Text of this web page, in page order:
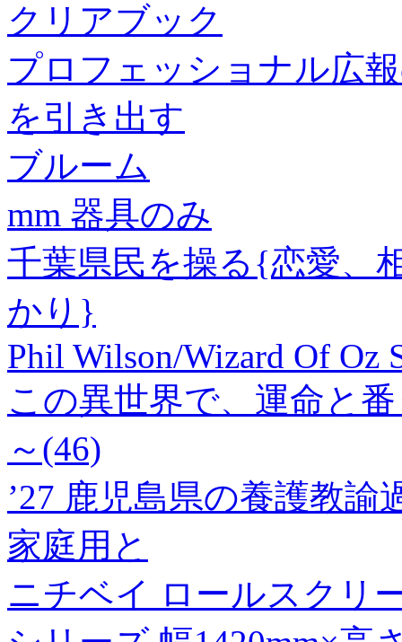
クリアブック
プロフェッショナル広
を引き出す
ブルーム
mm 器具のみ
千葉県民を操る{恋愛、
かり}
Phil Wilson/Wizard Of Oz
この異世界で、運命と
～(46)
’27 鹿児島県の養護教諭
家庭用と
ニチベイ ロールスクリ